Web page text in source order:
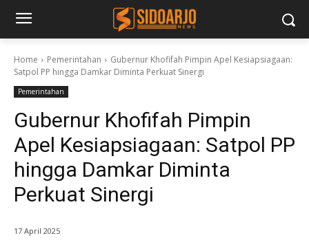
Home Pemerintahan
Gubernur Khofifah Pimpin Apel Kesiapsiagaan:
Satpol PP hingga Damkar Diminta Perkuat Sinergi
Pemerintahan
Gubernur Khofifah Pimpin
Apel Kesiapsiagaan: Satpol PP
hingga Damkar Diminta
Perkuat Sinergi
17 April 2025